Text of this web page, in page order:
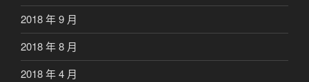
2018 年 9 月
2018 年 8 月
2018 年 4 月